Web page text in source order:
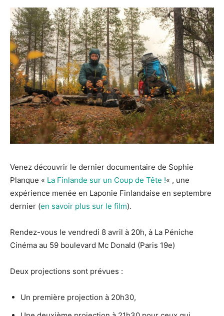
Venez découvrir le dernier documentaire de Sophie
Planque « La Finlande sur un Coup de Tête !« , une
expérience menée en Laponie Finlandaise en septembre
dernier (en savoir plus sur le film).
Rendez-vous le vendredi 8 avril à 20h, à La Péniche
Cinéma au 59 boulevard Mc Donald (Paris 19e)
Deux projections sont prévues :
Un première projection à 20h30,